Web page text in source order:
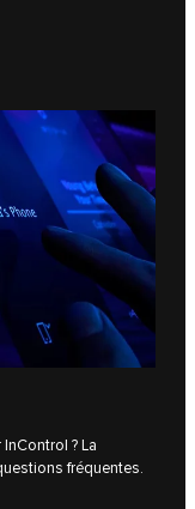
? La
fréquentes.